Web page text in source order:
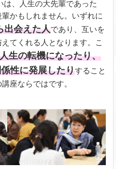
は、人生の大先輩であった
かもしれません。いずれに
出会えた人であり、互いを
てくれる人となります。こ
生の転機になったり、
性に発展したりすること
座ならではです。